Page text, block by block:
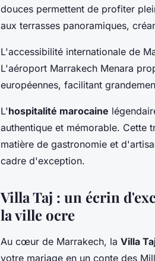
douces permettent de profiter
aux terrasses panoramiques,
L'accessibilité internationale de
L'aéroport Marrakech Menara
européennes, facilitant
L'hospitalité marocaine
authentique et mémorable. Cette
matière de gastronomie et
cadre d'exception.
Villa Taj : un écrin
la ville ocre
Au cœur de Marrakech, la Villa
votre mariage en un conte des